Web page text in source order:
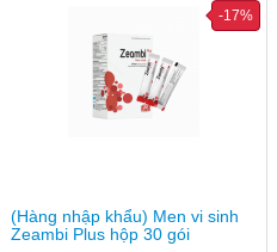
(Hàng nhập khẩu) Men vi sinh
Zeambi Plus hộp 30 gói
-17%